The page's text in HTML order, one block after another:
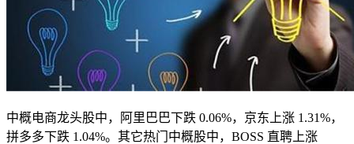
中概电商龙头股中，阿里巴巴下跌 0.06%，京东上涨 1.31%，
拼多多下跌 1.04%。其它热门中概股中，BOSS 直聘上涨